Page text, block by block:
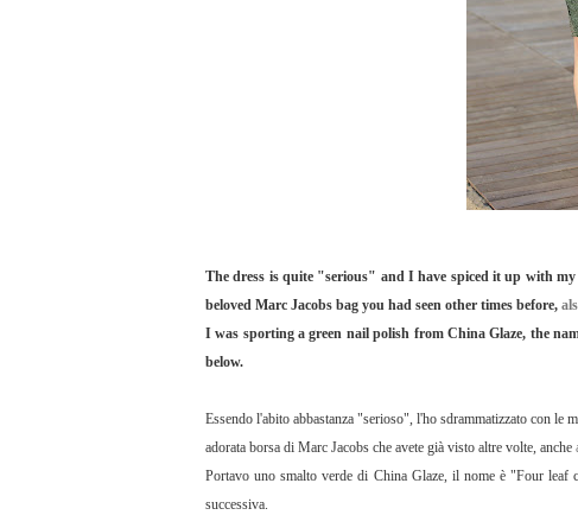
The dress is quite "serious" and I have spiced it up with
beloved Marc Jacobs bag you had seen other times before,
I was sporting a green nail polish from China Glaze, the
below.
Essendo l'abito abbastanza "serioso", l'ho sdrammatizzato con le
adorata borsa di Marc Jacobs che avete già visto altre volte, anche
Portavo uno smalto verde di China Glaze, il nome è "Four
successiva.